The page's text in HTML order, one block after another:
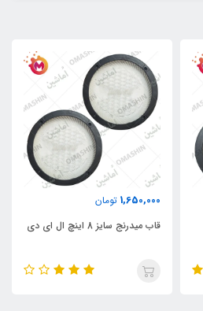
1,650,000 تومان
قاب میدرنج سایز 8 اینچ ال ای دی